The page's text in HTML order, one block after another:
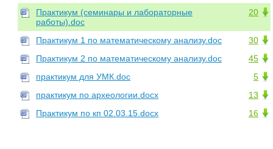
20
Практикум (семинары и лабораторные
работы).doc
30
Практикум 1 по математическому анализу.doc
45
Практикум 2 по математическому анализу.doc
5
практикум для УМК.doc
13
практикум по археологии.docx
16
Практикум по кп 02.03.15.docx